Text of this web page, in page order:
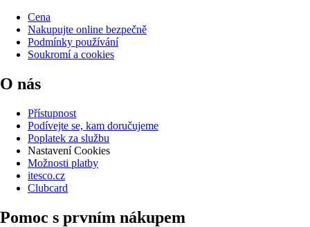
Cena
Nakupujte online bezpečně
Podmínky používání
Soukromí a cookies
O nás
Přístupnost
Podívejte se, kam doručujeme
Poplatek za službu
Nastavení Cookies
Možnosti platby
itesco.cz
Clubcard
Pomoc s prvním nákupem